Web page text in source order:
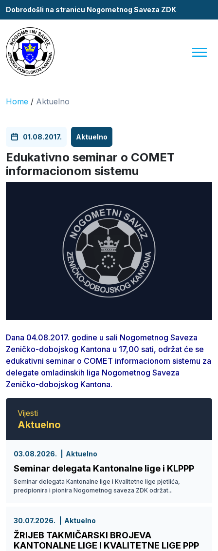
Dobrodošli na stranicu Nogometnog Saveza ZDK
Home / Aktuelno
01.08.2017. Aktuelno
Edukativno seminar o COMET
informacionom sistemu
Dana 04.08.2017. godine u sali Nogometnog Saveza
Zeničko-dobojskog Kantona u 17,00 sati, održat će se
edukativni seminar o COMET informacionom sistemu za
delegate omladinskih liga Nogometnog Saveza
Zeničko-dobojskog Kantona.
Vijesti
Aktuelno
03.08.2026. Aktuelno
Seminar delegata Kantonalne lige i KLPPP
Seminar delegata Kantonalne lige i Kvalitetne lige pjetlića,
predpionira i pionira Nogometnog saveza ZDK održat...
30.07.2026. Aktuelno
ŽRIJEB TAKMIČARSKI BROJEVA
KANTONALNE LIGE I KVALITETNE LIGE PPP